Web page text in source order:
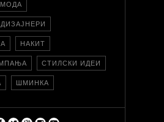
НАКИТ
СТИЛСКИ ИДЕИ
ШМИНКА